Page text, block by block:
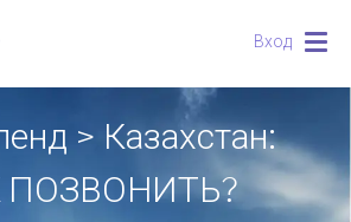
Вход
> Казахстан:
ПОЗВОНИТЬ?